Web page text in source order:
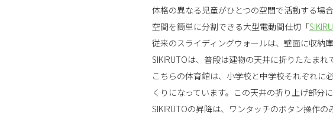
体格の異なる児童がひとつの空間で活動する場
空間を簡単に分割できる大型電動間仕切「
従来のスライディングウォールは、壁面に収納
SIKIRUTOは、普段は建物の天井に折りたたまれ
こちらの体育館は、小学校と中学校それぞれに
くりになっています。この天井の折り上げ部分
SIKIRUTOの昇降は、ワンタッチのボタン操作